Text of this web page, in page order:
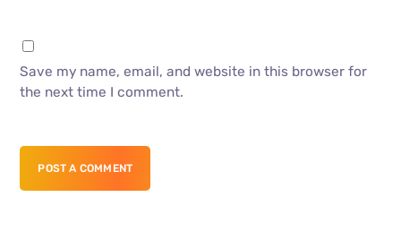
Save my name, email, and website in this browser for
the next time I comment.
POST A COMMENT